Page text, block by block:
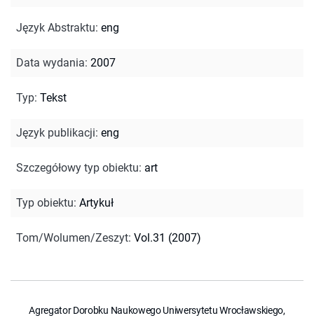
Język Abstraktu: eng
Data wydania: 2007
Typ: Tekst
Język publikacji: eng
Szczegółowy typ obiektu: art
Typ obiektu: Artykuł
Tom/Wolumen/Zeszyt: Vol.31 (2007)
Agregator Dorobku Naukowego Uniwersytetu Wrocławskiego,